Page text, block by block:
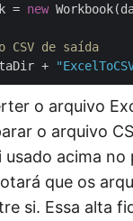
= new
de saída
+
o arquivo
o arquivo
acima no
que os
si. Essa alta